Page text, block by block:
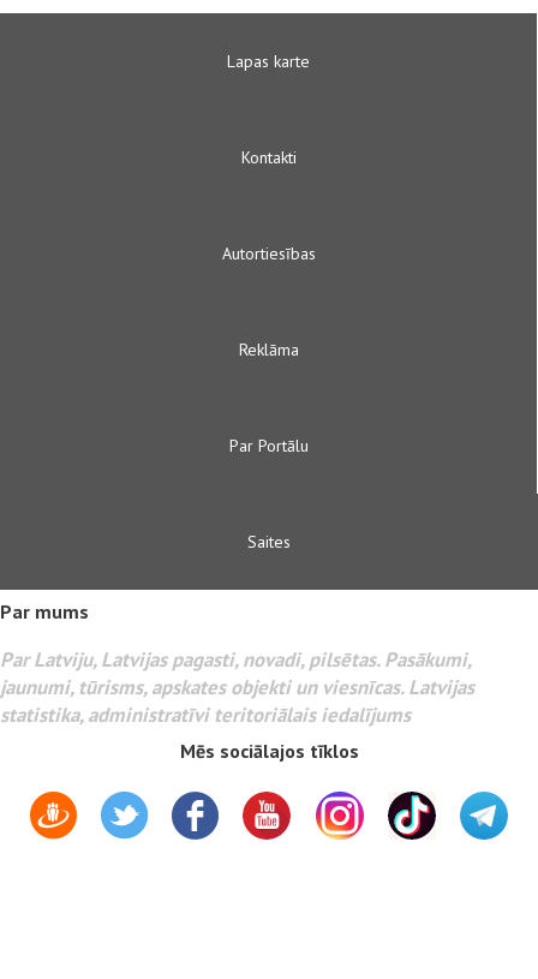
Lapas karte
Kontakti
Autortiesības
Reklāma
Par Portālu
Saites
Par mums
Par Latviju, Latvijas pagasti, novadi, pilsētas. Pasākumi,
jaunumi, tūrisms, apskates objekti un viesnīcas. Latvijas
statistika, administratīvi teritoriālais iedalījums
Mēs sociālajos tīklos